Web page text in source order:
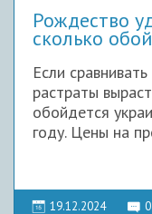
Рождество
сколько
Если
растраты
обойдется
году. Цены на
19.12.2024 0